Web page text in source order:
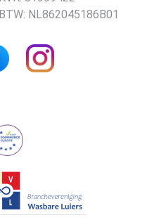
BTW: NL862045186B01